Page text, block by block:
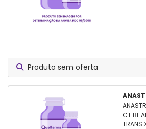
Produto sem oferta
CT BL
TRANS